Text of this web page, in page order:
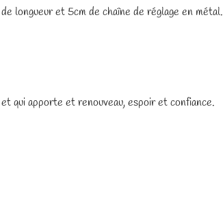
longueur et 5cm de chaîne de réglage en métal.
qui apporte et renouveau, espoir et confiance.